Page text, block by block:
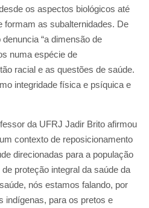
os aspectos biológicos até
formam as subalternidades. De
“a dimensão de
numa espécie de
racial e as questões de saúde.
integridade física e psíquica e
da UFRJ Jadir Brito afirmou
contexto de reposicionamento
direcionadas para a população
proteção integral da saúde da
nós estamos falando, por
indígenas, para os pretos e